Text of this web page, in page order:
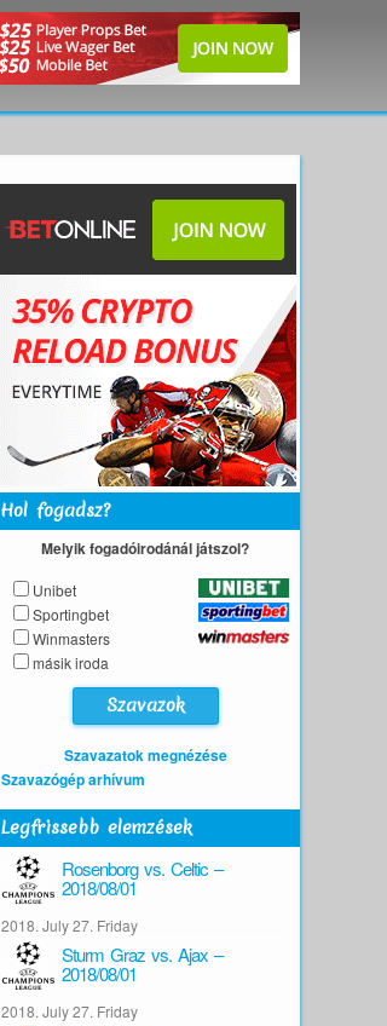
Hol fogadsz?
Melyik fogadóirodánál játszol?
Unibet
Sportingbet
Winmasters
másik iroda
Szavazatok megnézése
Szavazógép arhívum
Legfrissebb elemzések
Rosenborg vs. Celtic –
2018/08/01
2018. July 27. Friday
Sturm Graz vs. Ajax –
2018/08/01
2018. July 27. Friday